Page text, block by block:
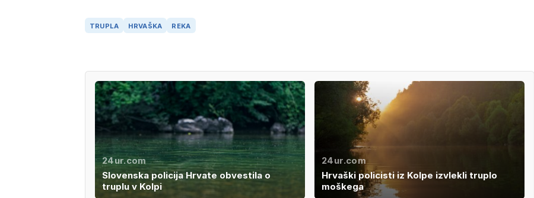
TRUPLA HRVAŠKA REKA
24ur.com
Slovenska policija Hrvate obvestila o
truplu v Kolpi
24ur.com
Hrvaški policisti iz Kolpe izvlekli truplo
moškega